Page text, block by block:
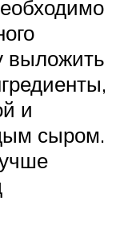
выложить
и
сыром.